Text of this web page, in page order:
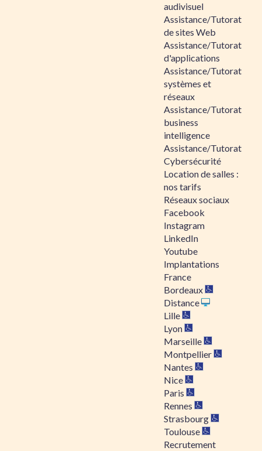
audivisuel
Assistance/Tutorat
de sites Web
Assistance/Tutorat
d'applications
Assistance/Tutorat
systèmes et
réseaux
Assistance/Tutorat
business
intelligence
Assistance/Tutorat
Cybersécurité
Location de salles :
nos tarifs
Réseaux sociaux
Facebook
Instagram
LinkedIn
Youtube
Implantations
France
Bordeaux
Distance
Lille
Lyon
Marseille
Montpellier
Nantes
Nice
Paris
Rennes
Strasbourg
Toulouse
Recrutement